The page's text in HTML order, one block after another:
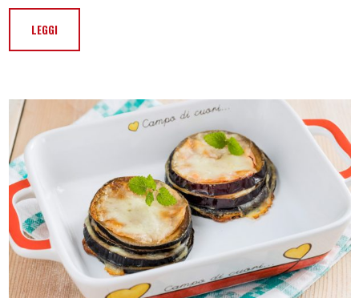
LEGGI